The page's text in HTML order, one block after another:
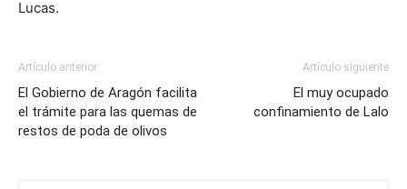
Lucas.
Artículo anterior
El Gobierno de Aragón facilita
el trámite para las quemas de
restos de poda de olivos
Artículo siguiente
El muy ocupado
confinamiento de Lalo